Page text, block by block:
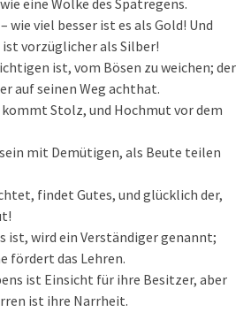
eine Wolke des Spätregens.
wie viel besser ist es als Gold! Und
vorzüglicher als Silber!
ist, vom Bösen zu weichen; der
auf seinen Weg achthat.
kommt Stolz, und Hochmut vor dem
mit Demütigen, als Beute teilen
findet Gutes, und glücklich der,
ist, wird ein Verständiger genannt;
fördert das Lehren.
ist Einsicht für ihre Besitzer, aber
ist ihre Narrheit.